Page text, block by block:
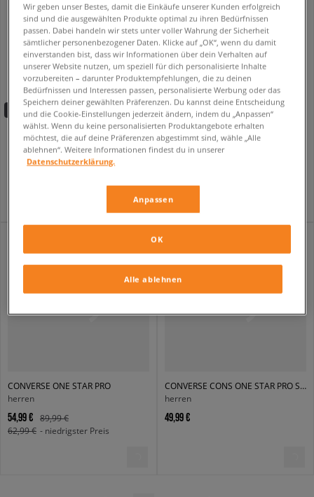
-10% ab 70€ mit dem Code:FINAL
CONVERSE CONS ONE STAR PRO SUEDE
herren
59,99 €
89,99 €
CONVERSE ONE STAR PRO
herren
CONVERSE ONE STAR PRO
herren
54,99 €
89,99 €
62,99 € - niedrigster Preis
CONVERSE CONS ONE STAR PRO SUEDE
herren
49,99 €
Wir geben unser Bestes, damit die Einkäufe unserer Kunden erfolgreich
sind und die ausgewählten Produkte optimal zu ihren Bedürfnissen
passen. Dabei handeln wir stets unter voller Wahrung der Sicherheit
sämtlicher personenbezogener Daten. Klicke auf „OK“, wenn du damit
einverstanden bist, dass wir Informationen über dein Verhalten auf
unserer Website nutzen, um speziell für dich personalisierte Inhalte
vorzubereiten – darunter Produktempfehlungen, die zu deinen
Bedürfnissen und Interessen passen, personalisierte Werbung oder das
Speichern deiner gewählten Präferenzen. Du kannst deine Entscheidung
und die Cookie-Einstellungen jederzeit ändern, indem du „Anpassen“
wählst. Wenn du keine personalisierten Produktangebote erhalten
möchtest, die auf deine Präferenzen abgestimmt sind, wähle „Alle
ablehnen“. Weitere Informationen findest du in unserer
Datenschutzerklärung.
Anpassen
Alle ablehnen
OK